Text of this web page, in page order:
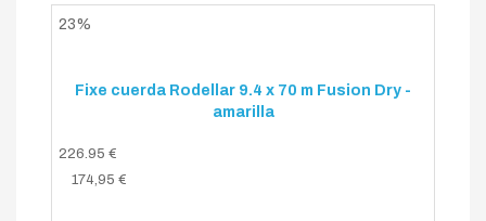
23%
Fixe cuerda Rodellar 9.4 x 70 m Fusion Dry -
amarilla
226.95 €
174,95 €